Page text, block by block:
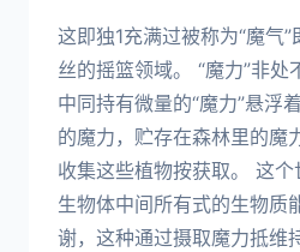
这即独1充满过被称为“魔气
丝的摇篮领域。 “魔力”非
中同持有微量的“魔力”悬浮
的魔力，贮存在森林里的魔
收集这些植物按获取。 这
生物体中间所有式的生物质
谢，这种通过摄取魔力抵维